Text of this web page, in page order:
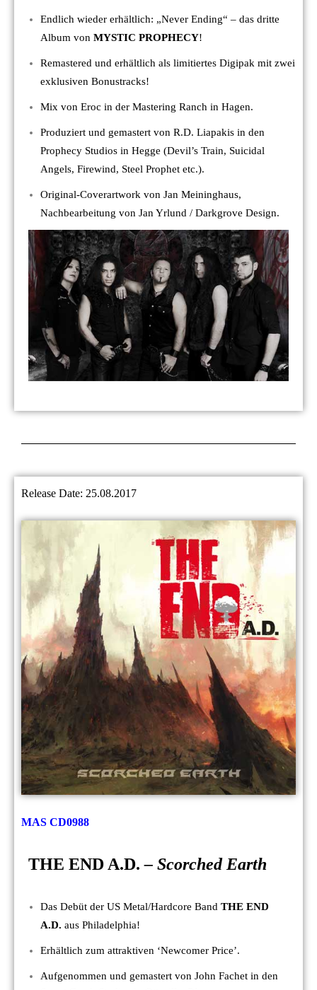
Endlich wieder erhältlich: „Never Ending“ – das dritte
Album von MYSTIC PROPHECY!
Remastered und erhältlich als limitiertes Digipak mit zwei
exklusiven Bonustracks!
Mix von Eroc in der Mastering Ranch in Hagen.
Produziert und gemastert von R.D. Liapakis in den
Prophecy Studios in Hegge (Devil’s Train, Suicidal
Angels, Firewind, Steel Prophet etc.).
Original-Coverartwork von Jan Meininghaus,
Nachbearbeitung von Jan Yrlund / Darkgrove Design.
Release Date: 25.08.2017
MAS CD0988
THE END A.D.– Scorched Earth
Das Debüt der US Metal/Hardcore Band THE END
A.D. aus Philadelphia!
Erhältlich zum attraktiven ‘Newcomer Price’.
Aufgenommen und gemastert von John Fachet in den